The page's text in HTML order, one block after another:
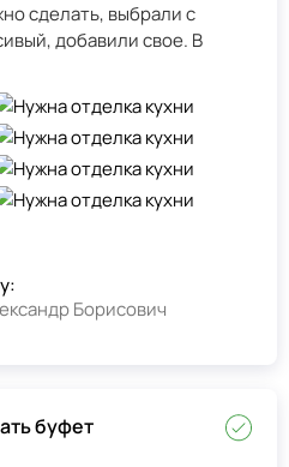
сделать, выбрали с
добавили свое. В
Борисович
буфет